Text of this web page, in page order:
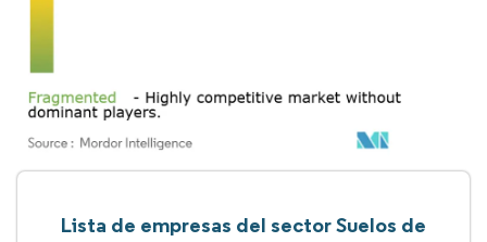
Lista de empresas del sector Suelos de